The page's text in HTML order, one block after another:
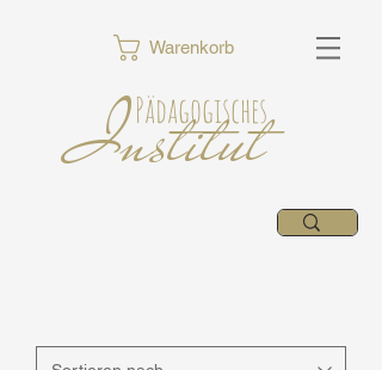
Warenkorb
Pädagogisches
Institut